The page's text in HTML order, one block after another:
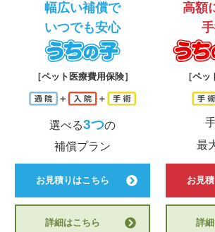
幅広い補償で
いつでも安心
うちの子
［ペット医療費用保険］
選べる3つの
補償プラン
お見積りはこちら
高額
［ペッ
最
お見
詳細はこちら 詳